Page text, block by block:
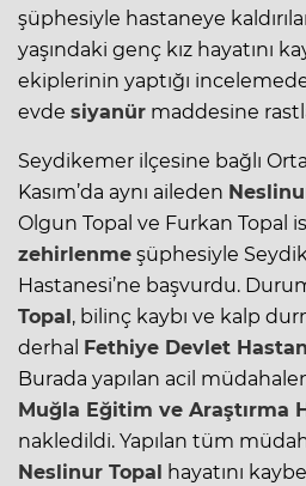
şüphesiyle hastaneye
yaşındaki genç kız hayatını
ekiplerinin yaptığı
evde siyanür maddesine
Seydikemer ilçesine bağlı
Kasım’da aynı aileden
Olgun Topal ve Furkan Topal
zehirlenme şüphesiyle
Hastanesi’ne başvurdu.
Topal, bilinç kaybı ve kalp
derhal Fethiye Devlet
Burada yapılan acil
Muğla Eğitim ve Araştırma
nakledildi. Yapılan tüm
Neslinur Topal hayatını